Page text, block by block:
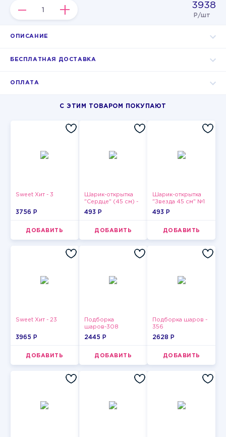
– + 3938
Р/шт
ОПИСАНИЕ
БЕСПЛАТНАЯ ДОСТАВКА
ОПЛАТА
С ЭТИМ ТОВАРОМ ПОКУПАЮТ
Sweet Хит - 3
3756 P
ДОБАВИТЬ
Шарик-открытка
"Сердце" (45 см) -
2
493 P
ДОБАВИТЬ
Шарик-открытка
"Звезда 45 см" №1
493 P
ДОБАВИТЬ
Sweet Хит - 23
3965 P
ДОБАВИТЬ
Подборка
шаров-308
2445 P
ДОБАВИТЬ
Подборка шаров -
356
2628 P
ДОБАВИТЬ